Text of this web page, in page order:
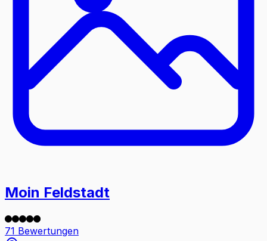
Moin Feldstadt
71 Bewertungen